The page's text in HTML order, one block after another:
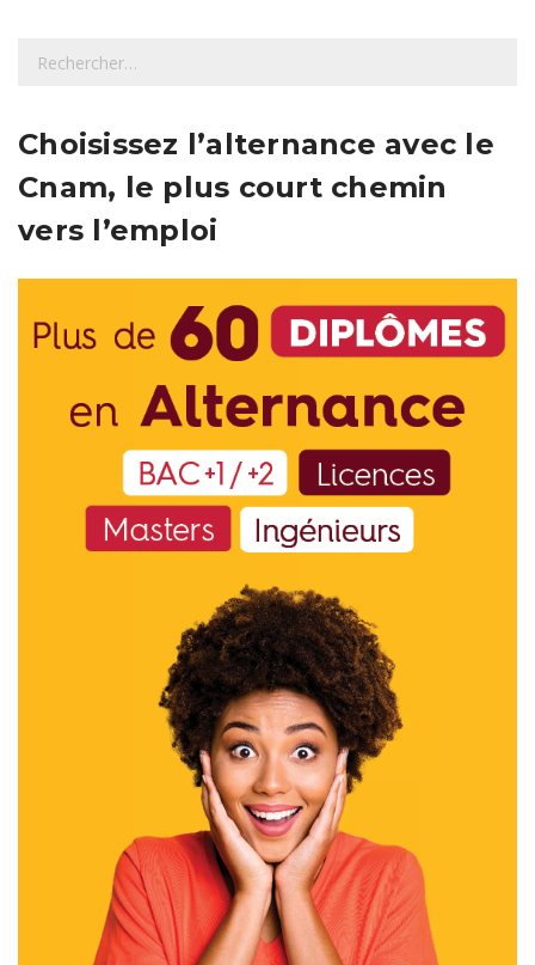
h
r
c
e
Choisissez l’alternance avec le
Cnam, le plus court chemin
vers l’emploi